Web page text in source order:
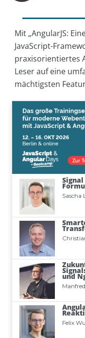
Mit „AngularJS:
JavaScript-
praxisorientiertes
Leser auf eine
mächtigsten